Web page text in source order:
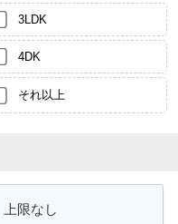
3LDK
4DK
それ以上